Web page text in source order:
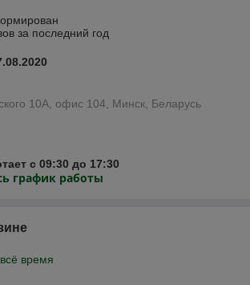
за последний год
10А, офис 104, Минск, Беларусь
с 09:30 до 17:30
график работы
время